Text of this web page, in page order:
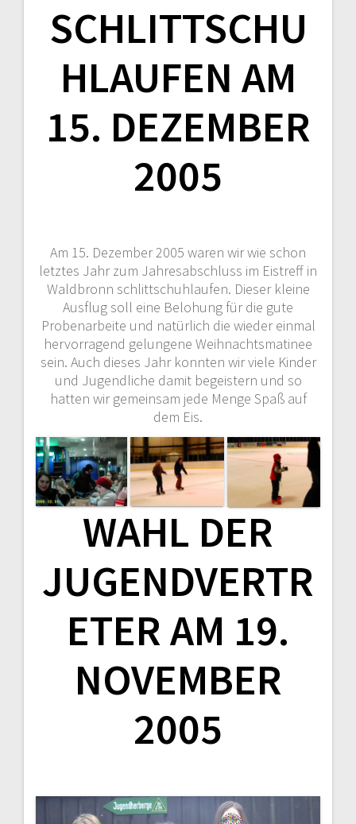
SCHLITTSCHU
HLAUFEN AM
15. DEZEMBER
2005
Am 15. Dezember 2005 waren wir wie schon
letztes Jahr zum Jahresabschluss im Eistreff in
Waldbronn schlittschuhlaufen. Dieser kleine
Ausflug soll eine Belohung für die gute
Probenarbeite und natürlich die wieder einmal
hervorragend gelungene Weihnachtsmatinee
sein. Auch dieses Jahr konnten wir viele Kinder
und Jugendliche damit begeistern und so
hatten wir gemeinsam jede Menge Spaß auf
dem Eis.
WAHL DER
JUGENDVERTR
ETER AM 19.
NOVEMBER
2005